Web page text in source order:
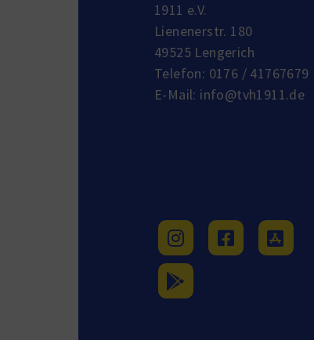
1911 e.V.
Lienenerstr. 180
49525 Lengerich
Telefon: 0176 / 41767679
E-Mail: info@tvh1911.de